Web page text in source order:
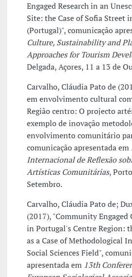
Engaged Research in an
Site: the Case of Sofia Street
(Portugal)", comunicação
Culture, Sustainability and
Approaches for Tourism
Delgada, Açores, 11 a 13 de
Carvalho, Cláudia Pato de
em envolvimento cultural
Região centro: O projecto
exemplo de inovação
envolvimento comunitário
comunicação apresentada em
Internacional de Reflexão
Artísticas Comunitárias,
Setembro.
Carvalho, Cláudia Pato de;
(2017), "Community Engaged
in Portugal's Centre Region:
as a Case of Methodological
Social Sciences Field",
apresentada em 13th